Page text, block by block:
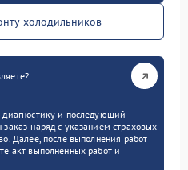
холодильников
диагностику и последующий
наряд с указанием страховых
Далее, после выполнения работ
акт выполненных работ и